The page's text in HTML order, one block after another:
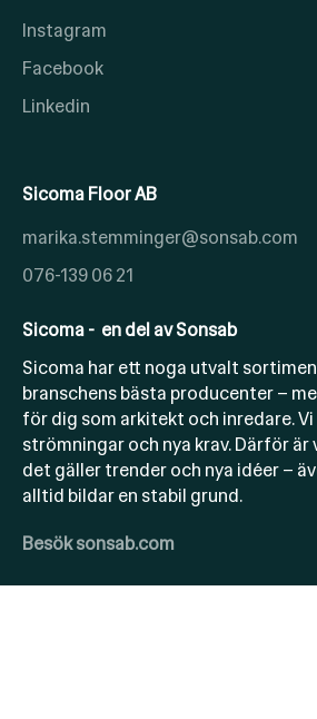
Instagram
Facebook
Linkedin
Sicoma Floor AB
marika.stemminger@sonsab.com
076-139 06 21
Sicoma - en del av Sonsab
Sicoma har ett noga utvalt
branschens bästa producenter –
för dig som arkitekt och inredare.
strömningar och nya krav. Därför är
det gäller trender och nya idéer –
alltid bildar en stabil grund.
Besök sonsab.com